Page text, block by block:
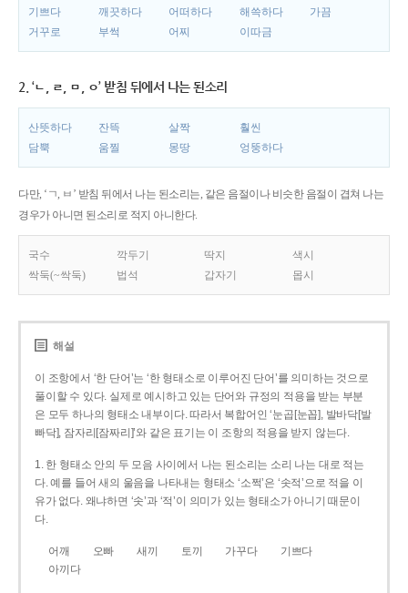
기쁘다
깨끗하다 어떠하다 해쓱하다
가끔
거꾸로
부썩 어찌 이따금
2. ‘ㄴ, ㄹ, ㅁ, ㅇ’ 받침 뒤에서 나는 된소리
산뜻하다 잔뜩 살짝
훨씬
담뿍
움찔 몽땅 엉뚱하다
다만, ‘ㄱ, ㅂ’ 받침 뒤에서 나는 된소리는, 같은 음절이나 비슷한 음절이 겹쳐 나는
경우가 아니면 된소리로 적지 아니한다.
국수 깍두기 딱지
색시
싹둑(~싹둑)
법석 갑자기 몹시
해설
이 조항에서 ‘한 단어’는 ‘한 형태소로 이루어진 단어’를 의미하는 것으로
풀이할 수 있다. 실제로 예시하고 있는 단어와 규정의 적용을 받는 부분
은 모두 하나의 형태소 내부이다. 따라서 복합어인 ‘눈곱[눈꼽], 발바닥[발
빠닥], 잠자리[잠짜리]’와 같은 표기는 이 조항의 적용을 받지 않는다.
1. 한 형태소 안의 두 모음 사이에서 나는 된소리는 소리 나는 대로 적는
다. 예를 들어 새의 울음을 나타내는 형태소 ‘소쩍’은 ‘솟적’으로 적을 이
유가 없다. 왜냐하면 ‘솟’과 ‘적’이 의미가 있는 형태소가 아니기 때문이
다.
어깨 오빠 새끼 토끼 가꾸다
기쁘다
아끼다